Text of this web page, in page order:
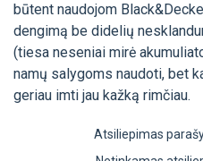
būtent naudojom
dengimą be didelių
(tiesa neseniai mirė
namų salygoms naudoti, bet
geriau imti jau kažką rimčiau.
Atsiliepimas